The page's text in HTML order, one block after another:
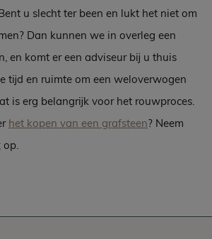
u slecht ter been en lukt het niet om
Dan kunnen we in overleg een
en komt er een adviseur bij u thuis
tijd en ruimte om een weloverwogen
is erg belangrijk voor het rouwproces.
het kopen van een grafsteen? Neem
op.